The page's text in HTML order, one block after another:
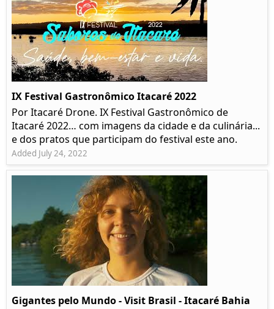
IX Festival Gastronômico Itacaré 2022
Por Itacaré Drone. IX Festival Gastronômico de
Itacaré 2022… com imagens da cidade e da culinária...
e dos pratos que participam do festival este ano.
Added July 24, 2022
Gigantes pelo Mundo - Visit Brasil - Itacaré Bahia